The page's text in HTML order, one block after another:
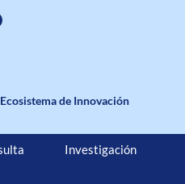
Ecosistema de Innovación
Investigación